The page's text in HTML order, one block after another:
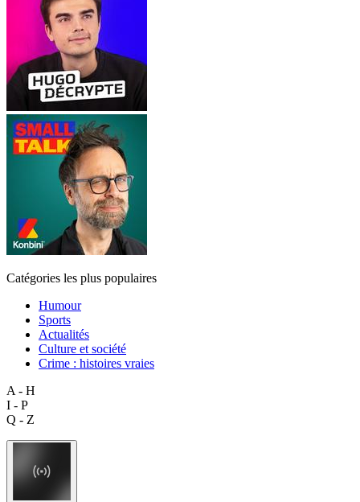
Catégories les plus populaires
Humour
Sports
Actualités
Culture et société
Crime : histoires vraies
A - H
I - P
Q - Z